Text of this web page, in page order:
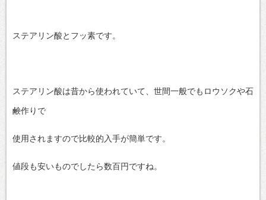
ステアリン酸とフッ素です。
ステアリン酸は昔から使われていて、世間一般でもロウソクや石
鹸作りで
使用されますので比較的入手が簡単です。
値段も安いものでしたら数百円ですね。